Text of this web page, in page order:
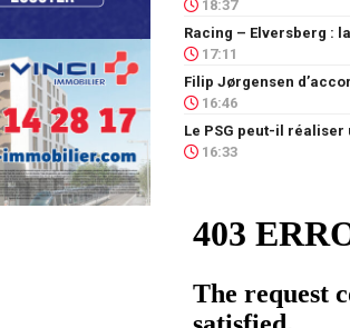
18:37
Racing – Elversberg :
17:11
16:46
16:33